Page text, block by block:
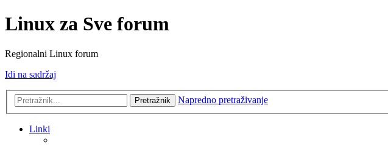
Linux za Sve forum
Regionalni Linux forum
Idi na sadržaj
Pretražnik Napredno pretraživanje
Linki